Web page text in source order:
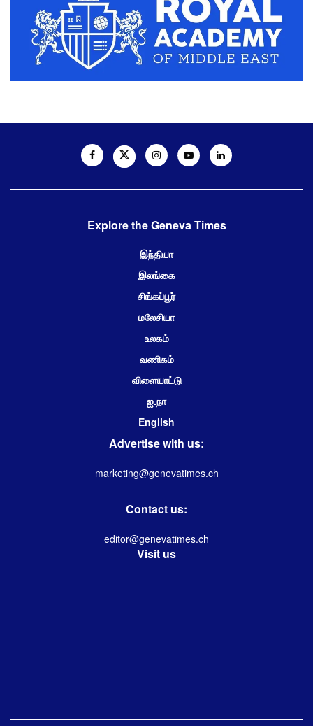
Explore the Geneva Times
இந்தியா
இலங்கை
சிங்கப்பூர்
மலேசியா
உலகம்
வணிகம்
விளையாட்டு
ஐ.நா
English
Advertise with us:
marketing@genevatimes.ch
Contact us:
editor@genevatimes.ch
Visit us